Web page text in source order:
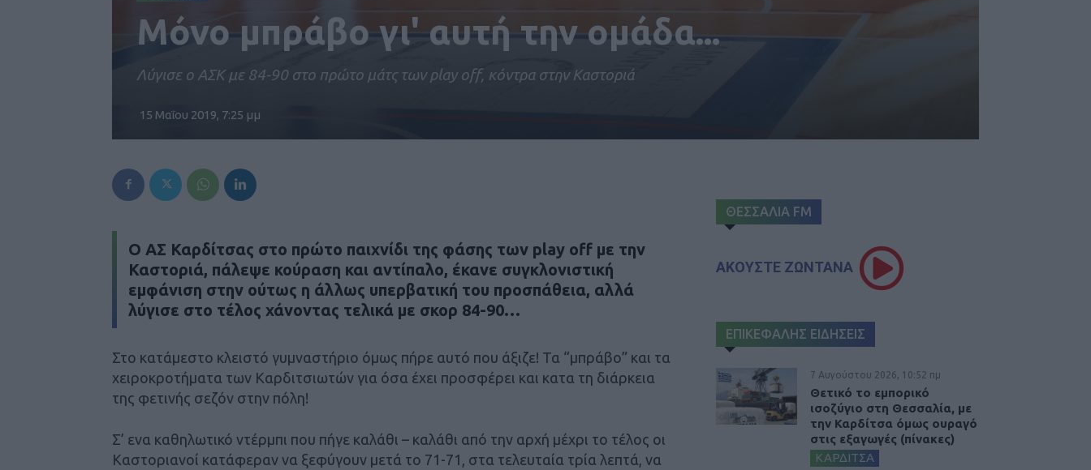
Μόνο μπράβο γι' αυτή την ομάδα...
Λύγισε ο ΑΣΚ με 84-90 στο πρώτο μάτς των play off, κόντρα στην Καστοριά
15 Μαΐου 2019, 7:25 μμ
Ο ΑΣ Καρδίτσας στο πρώτο παιχνίδι της φάσης των play off με την
Καστοριά, πάλεψε κούραση και αντίπαλο, έκανε συγκλονιστική
εμφάνιση στην ούτως η άλλως υπερβατική του προσπάθεια, αλλά
λύγισε στο τέλος χάνοντας τελικά με σκορ 84-90…
Στο κατάμεστο κλειστό γυμναστήριο όμως πήρε αυτό που άξιζε! Τα “μπράβο” και τα
χειροκροτήματα των Καρδιτσιωτών για όσα έχει προσφέρει και κατα τη διάρκεια
της φετινής σεζόν στην πόλη!
Σ’ ενα καθηλωτικό ντέρμπι που πήγε καλάθι – καλάθι από την αρχή μέχρι το τέλος οι
Καστοριανοί κατάφεραν να ξεφύγουν μετά το 71-71, στα τελευταία τρία λεπτά, να
ΘΕΣΣΑΛΙΑ FM
ΑΚΟΥΣΤΕ ΖΩΝΤΑΝΑ
ΕΠΙΚΕΦΑΛΗΣ ΕΙΔΗΣΕΙΣ
7 Αυγούστου 2026, 10:52 πμ
Θετικό το εμπορικό
ισοζύγιο στη Θεσσαλία, με
την Καρδίτσα όμως ουραγό
στις εξαγωγές (πίνακες)
ΚΑΡΔΙΤΣΑ